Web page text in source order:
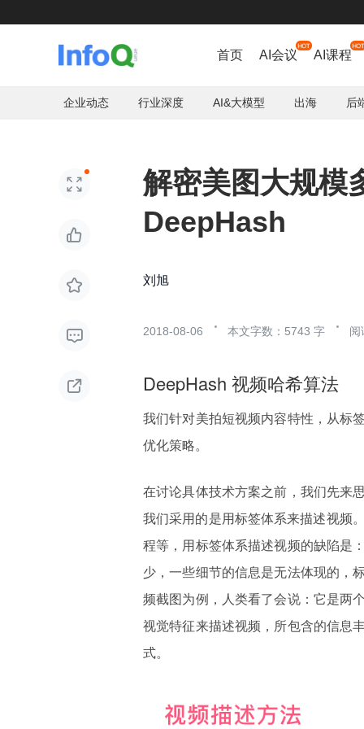
 智能体刷
首页 AI会议 AI课程
企业动态 行业深度 AI&大模型 出海 后





解密美图大规模
DeepHash
刘旭
2018-08-06 本文字数：5743 字 阅
DeepHash 视频哈希算法
我们针对美拍短视频内容特性，从标
优化策略。
在讨论具体技术方案之前，我们先来
我们采用的是用标签体系来描述视频
程等，用标签体系描述视频的缺陷是
少，一些细节的信息是无法体现的，
频截图为例，人类看了会说：它是两
视觉特征来描述视频，所包含的信息
式。